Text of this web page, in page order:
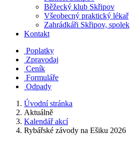
Běžecký klub Skřipov
Všeobecný praktický lékař
Zahrádkáři Skřipov, spolek
Kontakt
Poplatky
Zpravodaj
Ceník
Formuláře
Odpady
Úvodní stránka
Aktuálně
Kalendář akcí
Rybářské závody na Ešiku 2026